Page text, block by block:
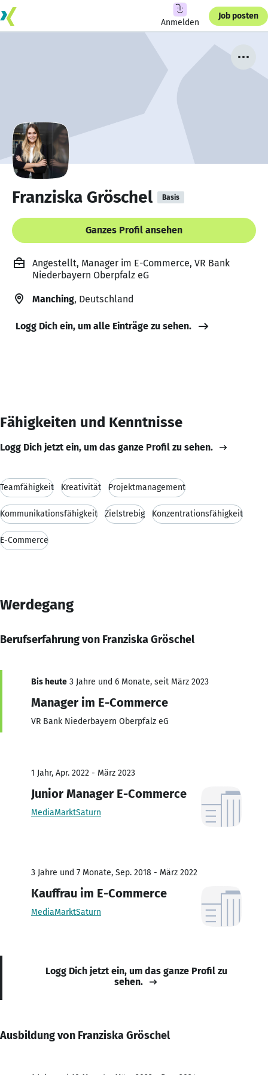
Anmelden
Job posten
Franziska Gröschel Basis
Ganzes Profil ansehen
Angestellt, Manager im E-Commerce, VR Bank
Niederbayern Oberpfalz eG
Manching, Deutschland
Logg Dich ein, um alle Einträge zu sehen.
Fähigkeiten und Kenntnisse
Logg Dich jetzt ein, um das ganze Profil zu sehen.
Teamfähigkeit Kreativität Projektmanagement
Kommunikationsfähigkeit Zielstrebig Konzentrationsfähigkeit
E-Commerce
Werdegang
Berufserfahrung von Franziska Gröschel
Bis heute 3 Jahre und 6 Monate, seit März 2023
Manager im E-Commerce
VR Bank Niederbayern Oberpfalz eG
1 Jahr, Apr. 2022 - März 2023
Junior Manager E-Commerce
MediaMarktSaturn
3 Jahre und 7 Monate, Sep. 2018 - März 2022
Kauffrau im E-Commerce
MediaMarktSaturn
Logg Dich jetzt ein, um das ganze Profil zu
sehen.
Ausbildung von Franziska Gröschel